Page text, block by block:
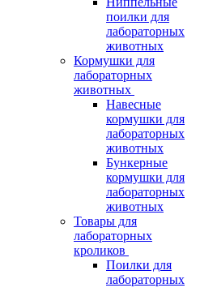
поилки для
лабораторных
животных
Кормушки для
лабораторных
животных
Навесные
кормушки для
лабораторных
животных
Бункерные
кормушки для
лабораторных
животных
Товары для
лабораторных
кроликов
Поилки для
лабораторных